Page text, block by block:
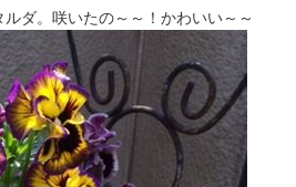
ルダ。咲いたの～～！かわいい～～